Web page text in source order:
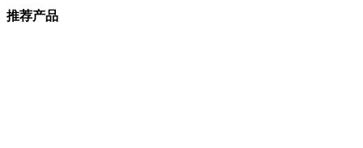
推荐产品